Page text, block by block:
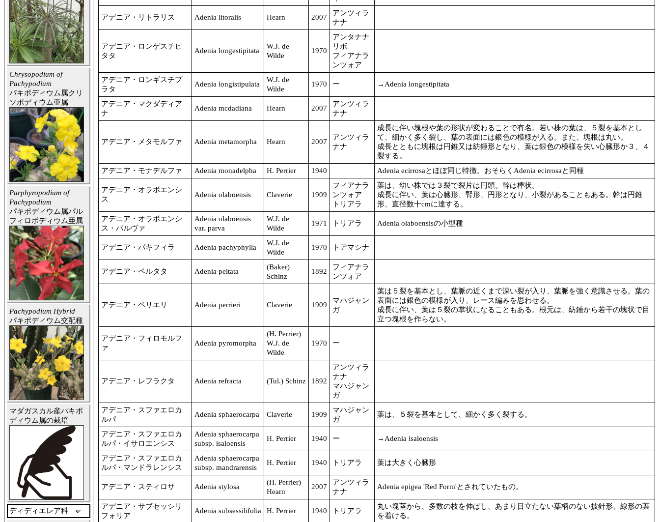
Chrysopodium of
Pachypodium
パキポディウム属クリ
ソポディウム亜属
Parphyropodium of
Pachypodium
パキポディウム属パル
フィロポディウム亜属
Pachypodium Hybrid
パキポディウム交配種
マダガスカル産パキポ
ディウム属の栽培
ディディエレア科
アデニア・リトラリス Adenia litoralis Hearn 2007
アンツィラ
ナナ
アデニア・ロンゲスチピ
タタ
Adenia longestipitata
W.J. de
Wilde
1970
アンタナナ
リボ
フィアナラ
ンツォア
アデニア・ロンギスチプ
ラタ
Adenia longistipulata
W.J. de
Wilde
1970 ー →Adenia longestipitata
アデニア・マクダディア
ナ
Adenia mcdadiana Hearn 2007
アンツィラ
ナナ
アデニア・メタモルファ Adenia metamorpha Hearn 2007
アンツィラ
ナナ
成長に伴い塊根や葉の形状が変わることで有名。若い株の葉は、５裂を基本とし
て、細かく多く裂し、葉の表面には銀色の模様が入る。また、塊根は丸い。
成長とともに塊根は円錐又は紡錘形となり、葉は銀色の模様を失い心臓形か３、４
裂する。
アデニア・モナデルファ
Adenia monadelpha H. Perrier 1940 Adenia ecirrosaとほぼ同じ特徴。おそらくAdenia ecirrosaと同種
アデニア・オラボエンシ
ス
Adenia olaboensis Claverie 1909
フィアナラ
ンツォア
トリアラ
葉は、幼い株では３裂で裂片は円頭。幹は棒状。
成長に伴い、葉は心臓形、腎形、円形となり、小裂があることもある。幹は円錐
形、直径数十cmに達する。
アデニア・オラボエンシ
ス・パルヴァ
Adenia olaboensis
var. parva
W.J. de
Wilde
1971 トリアラ Adenia olaboensisの小型種
アデニア・パキフィラ Adenia pachyphylla
W.J. de
Wilde
1970 トアマシナ
アデニア・ペルタタ Adenia peltata
(Baker)
Schinz
1892
フィアナラ
ンツォア
アデニア・ペリエリ Adenia perrieri Claverie 1909
マハジャン
ガ
葉は５裂を基本とし、葉脈の近くまで深い裂が入り、葉脈を強く意識させる。葉の
表面には銀色の模様が入り、レース編みを思わせる。
成長に伴い、葉は５裂の掌状になることもある。根元は、紡錘から若干の塊状で目
立つ塊根を作らない。
アデニア・フィロモルフ
ァ
Adenia pyromorpha
(H. Perrier)
W.J. de
Wilde
1970 ー
アデニア・レフラクタ Adenia refracta (Tul.) Schinz 1892
アンツィラ
ナナ
マハジャン
ガ
アデニア・スファエロカ
ルパ
Adenia sphaerocarpa Claverie 1909
マハジャン
ガ
葉は、５裂を基本として、細かく多く裂する。
アデニア・スファエロカ
ルパ・イサロエンシス
Adenia sphaerocarpa
subsp. isaloensis
H. Perrier 1940 ー →Adenia isaloensis
アデニア・スファエロカ
ルパ・マンドラレンシス
Adenia sphaerocarpa
subsp. mandrarensis
H. Perrier 1940 トリアラ 葉は大きく心臓形
アデニア・スティロサ Adenia stylosa
(H. Perrier)
Hearn
2007
アンツィラ
ナナ
Adenia epigea 'Red Form'とされていたもの。
アデニア・サブセッシリ
フォリア
Adenia subsessilifolia H. Perrier 1940 トリアラ
丸い塊茎から、多数の枝を伸ばし、あまり目立たない葉柄のない披針形、線形の葉
を着ける。